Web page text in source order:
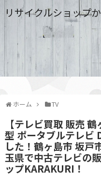
リサイクルショップ
ホーム TV
【テレビ買取 販売
型 ポータブルテレビ
した！鶴ヶ島市 坂戸
玉県で中古テレビの
ップKARAKURI！